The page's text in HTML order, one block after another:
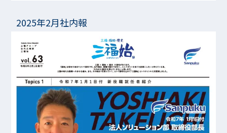
2025年2月社内報